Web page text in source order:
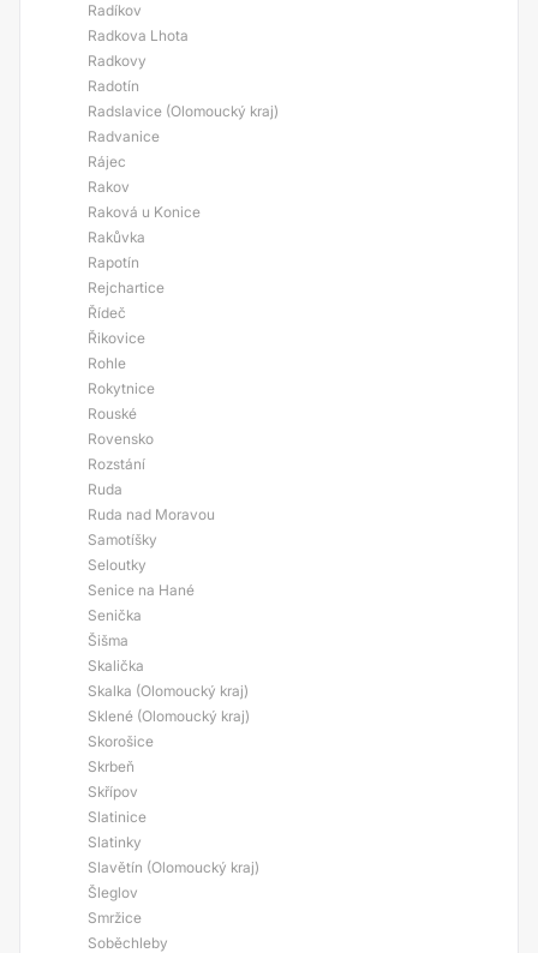
Radíkov
Radkova Lhota
Radkovy
Radotín
Radslavice (Olomoucký kraj)
Radvanice
Rájec
Rakov
Raková u Konice
Rakůvka
Rapotín
Rejchartice
Řídeč
Řikovice
Rohle
Rokytnice
Rouské
Rovensko
Rozstání
Ruda
Ruda nad Moravou
Samotíšky
Seloutky
Senice na Hané
Senička
Šišma
Skalička
Skalka (Olomoucký kraj)
Sklené (Olomoucký kraj)
Skorošice
Skrbeň
Skřípov
Slatinice
Slatinky
Slavětín (Olomoucký kraj)
Šleglov
Smržice
Soběchleby